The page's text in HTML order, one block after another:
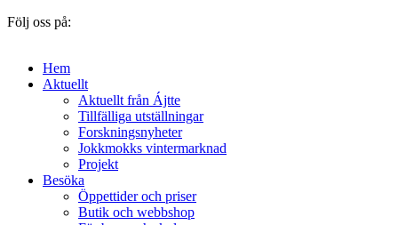
Följ oss på:
Hem
Aktuellt
Aktuellt från Ájtte
Tillfälliga utställningar
Forskningsnyheter
Jokkmokks vintermarknad
Projekt
Besöka
Öppettider och priser
Butik och webbshop